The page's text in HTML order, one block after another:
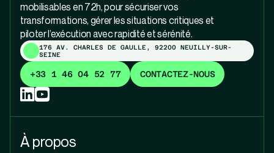
mobilisables en 72h, pour sécuriser vos
transformations, gérer les situations critiques et
piloter l’exécution avec rapidité et sérénité.
176 AV. CHARLES DE GAULLE, 92200 NEUILLY-SUR-
SEINE
+33 1 46 04 52 77 CONTACTEZ-NOUS
À propos